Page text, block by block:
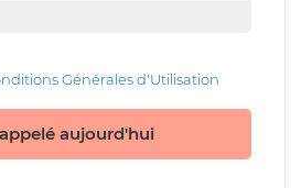
Générales d'Utilisation
aujourd'hui